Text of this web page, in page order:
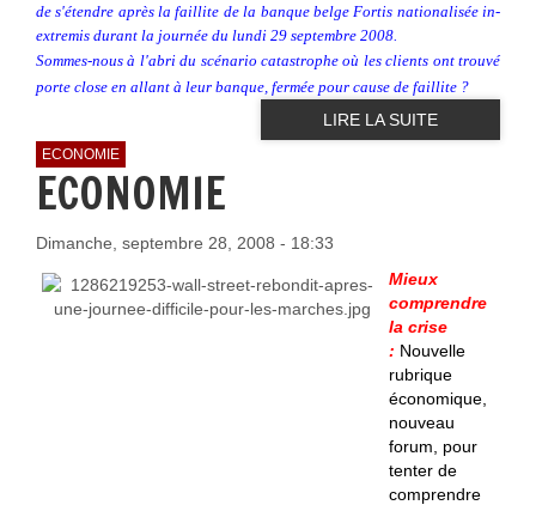
de s'étendre après la faillite de la banque belge Fortis nationalisée in-
extremis durant la journée du lundi 29 septembre 2008.
Sommes-nous à l'abri du scénario catastrophe où les clients ont trouvé
porte close en allant à leur banque, fermée pour cause de faillite ?
LIRE LA SUITE
ECONOMIE
ECONOMIE
Dimanche, septembre 28, 2008 - 18:33
Mieux
comprendre
la crise
: Nouvelle
rubrique
économique,
nouveau
forum, pour
tenter de
comprendre